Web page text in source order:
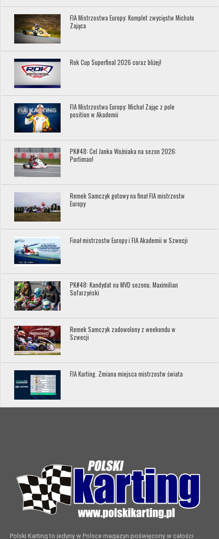
FIA Mistrzostwa Europy: Komplet zwycięstw Michała
Zająca
Rok Cup Superfinal 2026 coraz bliżej!
FIA Mistrzostwa Europy: Michał Zając z pole
position w Akademii
PK#48: Cel Janka Woźniaka na sezon 2026:
Portimao!
Remek Samczyk gotowy na finał FIA mistrzostw
Europy
Finał mistrzostw Europy i FIA Akademii w Szwecji
PK#48: Kandydat na MVD sezonu. Maximilian
Safarzyński
Remek Samczyk zadowolony z weekendu w
Szwecji
FIA Karting. Zmiana miejsca mistrzostw świata
Polski Karting to jedyny w Polsce magazyn poświęcony w całości